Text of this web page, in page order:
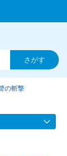
の斬撃